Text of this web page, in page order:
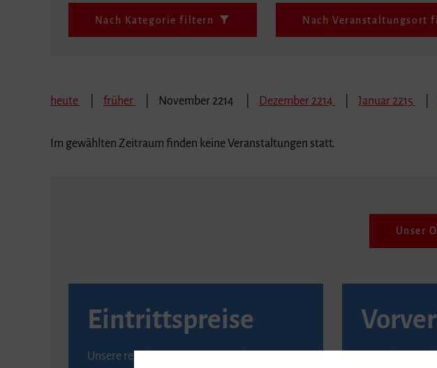
Nach Kategorie filtern Nach Veranstaltungsort
heute früher November 2214 Dezember 2214 Januar 2215
Im gewählten Zeitraum finden keine Veranstaltungen statt.
Unser
Eintrittspreise
Unsere regulären Eintrittspreise betragen